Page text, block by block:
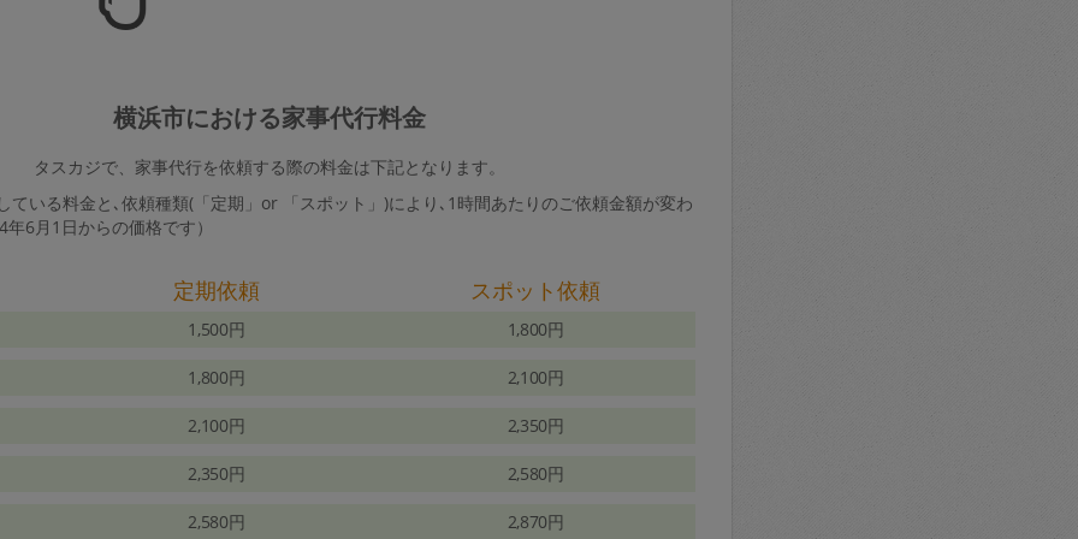
横浜市における家事代行料金
タスカジで、家事代行を依頼する際の料金は下記となります。
ている料金と､依頼種類(「定期」or 「スポット」)により､1時間あたりのご依頼金額が変わ
6月1日からの価格です）
定期依頼 スポット依頼
1,500円 1,800円
1,800円 2,100円
2,100円 2,350円
2,350円 2,580円
2,580円 2,870円